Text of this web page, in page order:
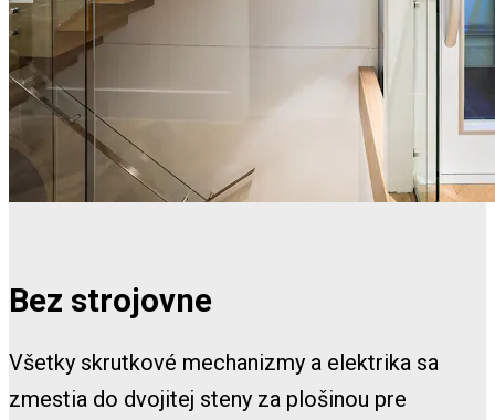
Bez strojovne
Všetky skrutkové mechanizmy a elektrika sa
zmestia do dvojitej steny za plošinou pre